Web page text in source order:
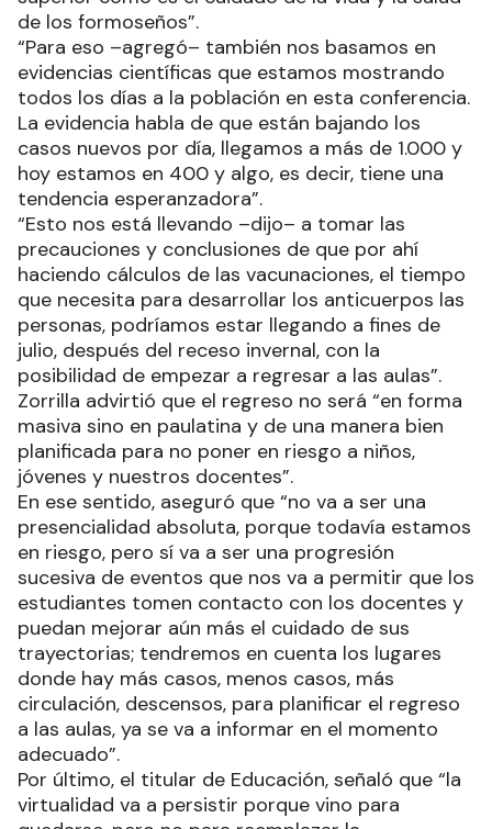
de los formoseños”.
“Para eso –agregó– también nos basamos en
evidencias científicas que estamos mostrando
todos los días a la población en esta conferencia.
La evidencia habla de que están bajando los
casos nuevos por día, llegamos a más de 1.000 y
hoy estamos en 400 y algo, es decir, tiene una
tendencia esperanzadora”.
“Esto nos está llevando –dijo– a tomar las
precauciones y conclusiones de que por ahí
haciendo cálculos de las vacunaciones, el tiempo
que necesita para desarrollar los anticuerpos las
personas, podríamos estar llegando a fines de
julio, después del receso invernal, con la
posibilidad de empezar a regresar a las aulas”.
Zorrilla advirtió que el regreso no será “en forma
masiva sino en paulatina y de una manera bien
planificada para no poner en riesgo a niños,
jóvenes y nuestros docentes”.
En ese sentido, aseguró que “no va a ser una
presencialidad absoluta, porque todavía estamos
en riesgo, pero sí va a ser una progresión
sucesiva de eventos que nos va a permitir que los
estudiantes tomen contacto con los docentes y
puedan mejorar aún más el cuidado de sus
trayectorias; tendremos en cuenta los lugares
donde hay más casos, menos casos, más
circulación, descensos, para planificar el regreso
a las aulas, ya se va a informar en el momento
adecuado”.
Por último, el titular de Educación, señaló que “la
virtualidad va a persistir porque vino para